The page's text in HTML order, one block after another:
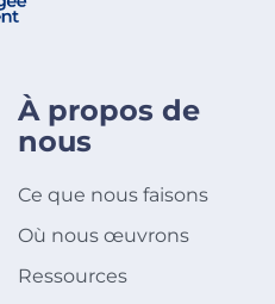
À propos de
nous
Ce que nous faisons
Où nous œuvrons
Ressources